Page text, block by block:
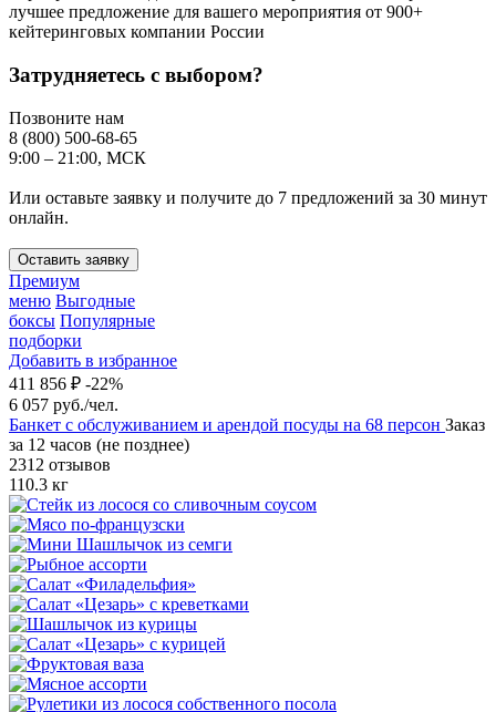
лучшее предложение для вашего мероприятия от 900+
кейтеринговых компании России
Затрудняетесь с выбором?
Позвоните нам
8 (800) 500-68-65
9:00 – 21:00, МСК
Или оставьте заявку и получите до 7 предложений за 30 минут
онлайн.
Оставить заявку
Премиум
меню Выгодные
боксы Популярные
подборки
Добавить в избранное
411 856 ₽ -22%
6 057 руб./чел.
Банкет с обслуживанием и арендой посуды на 68 персон Заказ
за 12 часов (не позднее)
2312 отзывов
110.3 кг